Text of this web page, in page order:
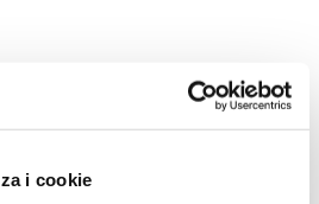
i cookie
01070220312. - Ufficio